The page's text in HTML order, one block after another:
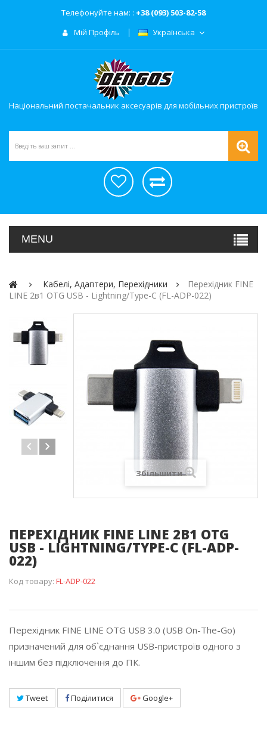
Телефонуйте нам: : +38 (093) 503-82-58
Мій Профіль
Українська
Національний постачальник аксесуарів для мобільних пристроїв
MENU
Кабелі, Адаптери, Перехідники
Перехідник FINE
LINE 2в1 OTG USB - Lightning/Type-C (FL-ADP-022)
Збільшити
ПЕРЕХІДНИК FINE LINE 2В1 OTG
USB - LIGHTNING/TYPE-C (FL-ADP-
022)
Код товару: FL-ADP-022
Перехідник FINE LINE OTG USB 3.0 (USB On-The-Go)
призначений для об`єднання USB-пристроїв одного з
іншим без підключення до ПК.
Tweet Поділитися Google+